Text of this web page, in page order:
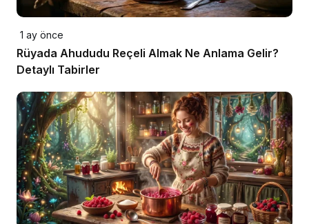
1 ay önce
Rüyada Ahududu Reçeli Almak Ne Anlama Gelir?
Detaylı Tabirler